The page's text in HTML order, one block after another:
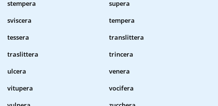
stempera
supera
sviscera
tempera
tessera
translittera
traslittera
trincera
ulcera
venera
vitupera
vocifera